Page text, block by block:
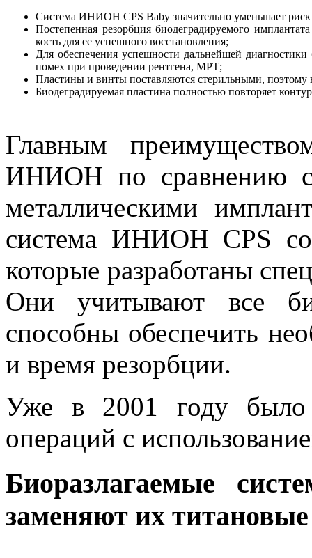
Система ИНИОН CPS Baby значительно уменьшает риск
Постепенная резорбция биодеградируемого
кость для ее успешного восстановления;
Для обеспечения успешности дальнейшей
помех при проведении рентгена, МРТ;
Пластины и винты поставляются стерильными, поэтому
Биодеградируемая пластина полностью повторяет
Главным
ИНИОН по сравнению с
металлическими
система ИНИОН CPS
которые разработаны
Они учитывают все
способны обеспечить
и время резорбции.
Уже в 2001 году было
операций с
Биоразлагаемые
заменяют их